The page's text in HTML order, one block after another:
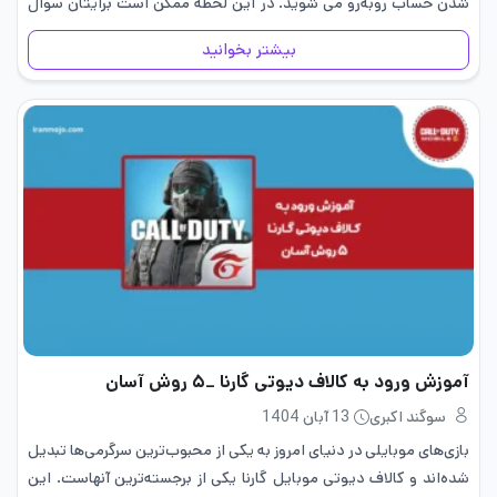
شود که چرا…
بیشتر بخوانید
آموزش ورود به کالاف دیوتی گارنا _۵ روش آسان
سوگند اکبری
13 آبان 1404
بازی‌های موبایلی در دنیای امروز به یکی از محبوب‌ترین سرگرمی‌ها تبدیل
شده‌اند و کالاف دیوتی موبایل گارنا یکی از برجسته‌ترین آنهاست. این